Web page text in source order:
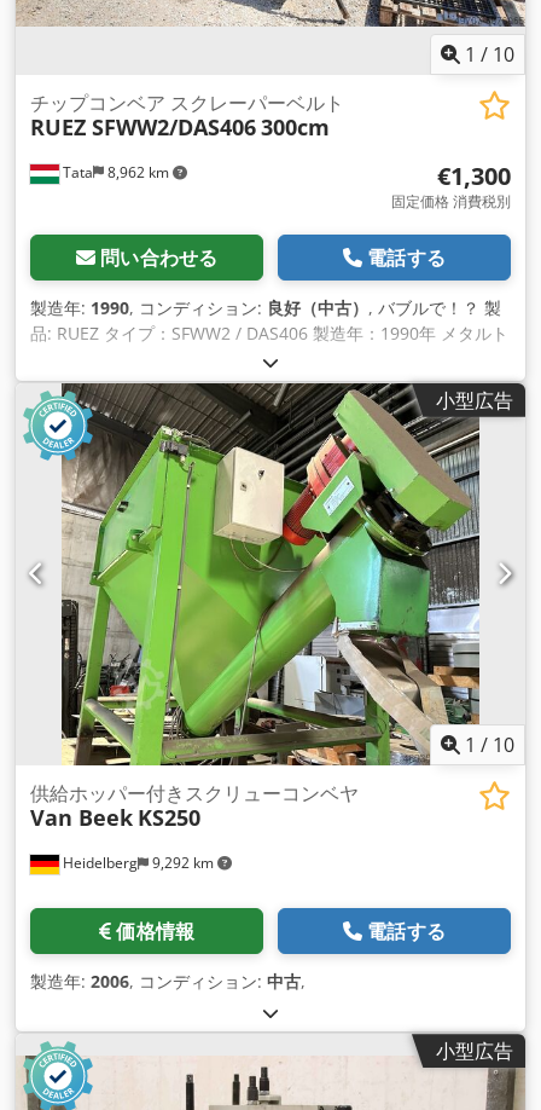
1 / 10
Tata 8,962 km
チップコンベア スクレーパーベルト
RUEZ SFWW2/DAS406300cm
€1,300
固定価格 消費税別
問い合わせる 電話する
製造年: 1990, コンディション: 良好（中古） , バブルで！？ 製
品: RUEZ タイプ：SFWW2 / DAS406 製造年：1990年 メタルト
ラック幅：330mm ガイドトラックの距離：約300mm チップ
出口長 2000/1000 mm 挿入高さ 260 mm 全長：3000mm ト
ランスポートハイト-イジェクションハイト：1100 mm Cjdpfx
Ahsgxqgzo Ierf
小型広告
1 / 10
Heidelberg 9,292 km
供給ホッパー付きスクリューコンベヤ
Van Beek KS250
価格情報 電話する
製造年: 2006, コンディション: 中古,
小型広告